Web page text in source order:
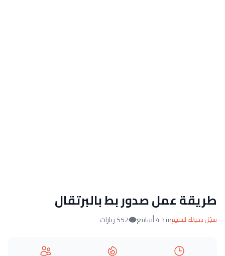
طريقة عمل صدور بط بالبرتقال
سجّل دخولك للتقييممنذ 4 أسابيع 552 زيارات